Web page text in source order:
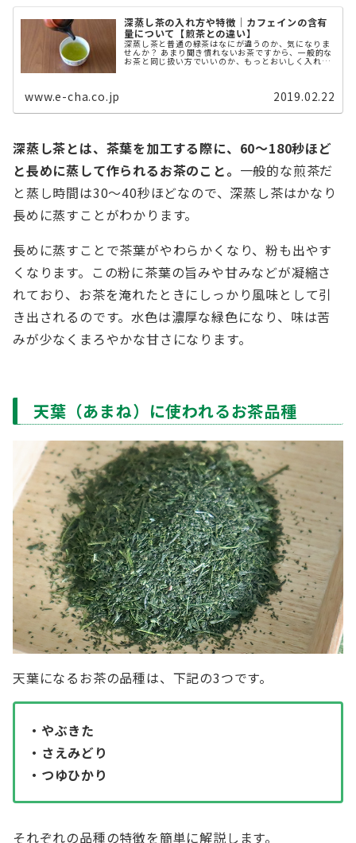
深蒸し茶の入れ方や特徴｜カフェインの含有
量について【煎茶との違い】
深蒸し茶と普通の緑茶はなにが違うのか、気になりま
せんか？ あまり聞き慣れないお茶ですから、一般的な
お茶と同じ扱い方でいいのか、もっとおいしく入れる
www.e-cha.co.jp 2019.02.22
深蒸し茶とは、茶葉を加工する際に、60～180秒ほど
と長めに蒸して作られるお茶のこと。 一般的な煎茶だ
と蒸し時間は30～40秒ほどなので、深蒸し茶はかなり
長めに蒸すことがわかります。
長めに蒸すことで茶葉がやわらかくなり、粉も出やす
くなります。この粉に茶葉の旨みや甘みなどが凝縮さ
れており、お茶を淹れたときにしっかり風味として引
き出されるのです。水色は濃厚な緑色になり、味は苦
みが少なくまろやかな甘さになります。
天葉（あまね）に使われるお茶品種
天葉になるお茶の品種は、下記の3つです。
・やぶきた
・さえみどり
・つゆひかり
それぞれの品種の特徴を簡単に解説します。